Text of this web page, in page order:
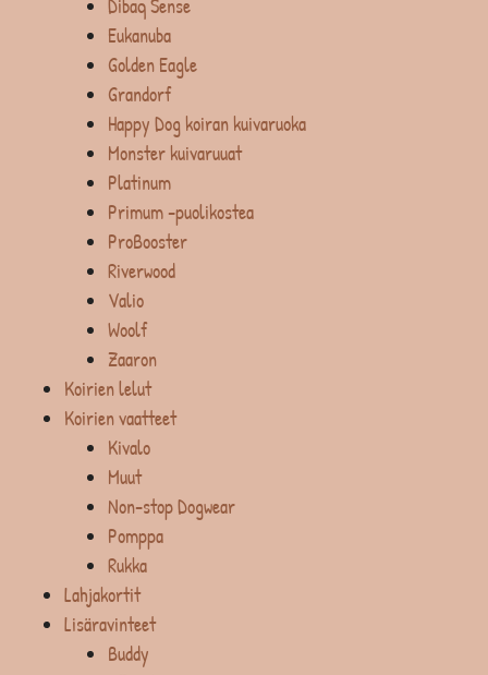
Dibaq Sense
Eukanuba
Golden Eagle
Grandorf
Happy Dog koiran kuivaruoka
Monster kuivaruuat
Platinum
Primum -puolikostea
ProBooster
Riverwood
Valio
Woolf
Zaaron
Koirien lelut
Koirien vaatteet
Kivalo
Muut
Non-stop Dogwear
Pomppa
Rukka
Lahjakortit
Lisäravinteet
Buddy